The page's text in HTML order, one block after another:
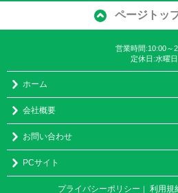
ページトッ
営業時間:10:00～
定休日:水曜日
ホーム
会社概要
お問い合わせ
PCサイト
プライバシーポリシー ｜ 利用規